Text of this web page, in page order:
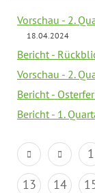
Vorschau - 2.
18.04.2024
Bericht -
Vorschau - 2.
Bericht -
Bericht - 1.
1
13
14